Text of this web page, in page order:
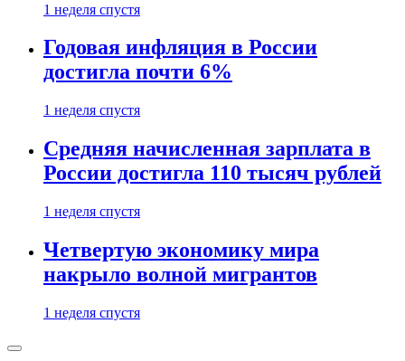
1 неделя спустя
Годовая инфляция в России
достигла почти 6%
1 неделя спустя
Средняя начисленная зарплата в
России достигла 110 тысяч рублей
1 неделя спустя
Четвертую экономику мира
накрыло волной мигрантов
1 неделя спустя